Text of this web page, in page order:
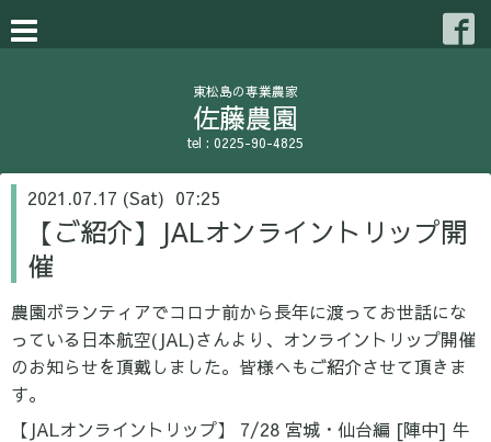
東松島の専業農家
佐藤農園
tel : 0225-90-4825
2021.07.17 (Sat) 07:25
【ご紹介】JALオンライントリップ開
催
農園ボランティアでコロナ前から長年に渡ってお世話にな
っている日本航空(JAL)さんより、オンライントリップ開催
のお知らせを頂戴しました。皆様へもご紹介させて頂きま
す。
【JALオンライントリップ】 7/28 宮城・仙台編 [陣中] 牛